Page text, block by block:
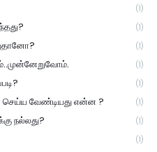
(1)
(1)
(1)
(1)
(1)
வேண்டியது என்ன ? (1)
நல்லது? (1)
(1)